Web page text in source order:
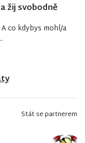
žij svobodně
co kdybys mohl/a
Stát se partnerem